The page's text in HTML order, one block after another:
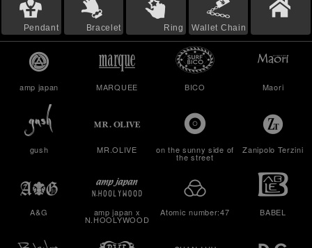
Pendant Bracelet Ring Wallet Chain
amp japan MARQUEE BICO Maori
gush MR.OLIVE on the sunny side of
the street
Zanipolo Terzini
A&G amp japan x
N.HOOLYWOOD
Atomic number:47 BABEL